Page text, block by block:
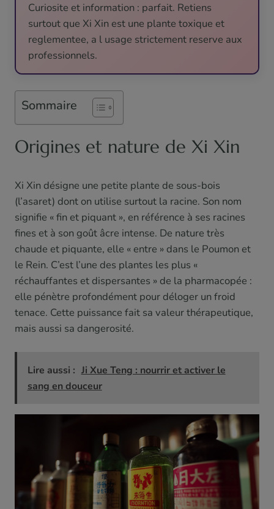
Curiosite et information : parfait. Retiens
surtout que Xi Xin est une plante toxique et
reglementee, a l usage strictement reserve aux
professionnels.
Sommaire
Origines et nature de Xi Xin
Xi Xin désigne une petite plante de sous-bois
(l’asaret) dont on utilise surtout la racine. Son nom
signifie « fin et piquant », en référence à ses racines
fines et à son goût âcre intense. De nature très
chaude et piquante, elle « entre » dans le Poumon et
le Rein. C’est l’une des plantes les plus «
réchauffantes et dispersantes » de la pharmacopée :
elle pénètre profondément pour déloger un froid
tenace. Cette puissance fait sa valeur thérapeutique,
mais aussi sa dangerosité.
Lire aussi : Ji Xue Teng : nourrir et activer le
sang en douceur